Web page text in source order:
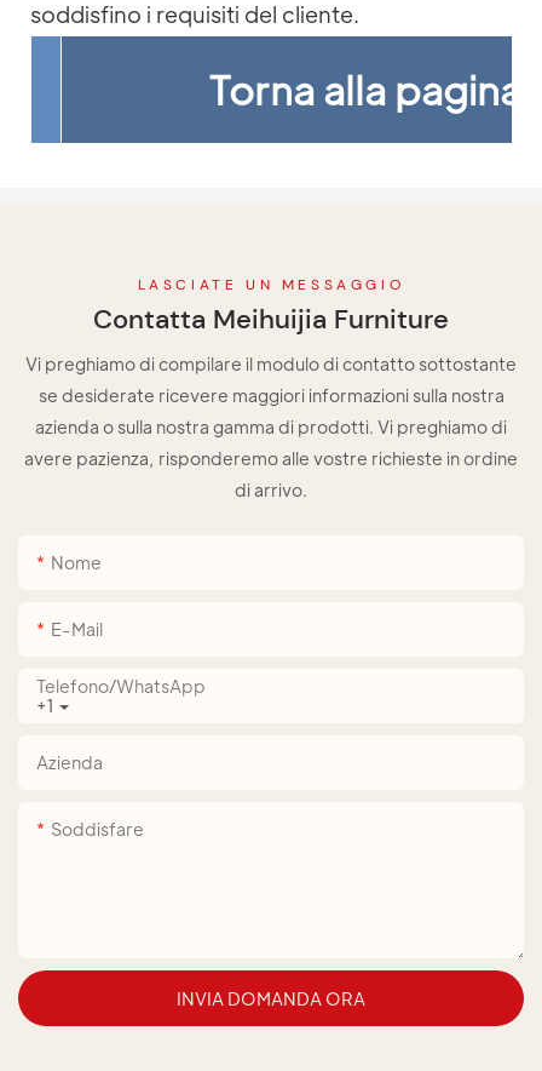
soddisfino i requisiti del cliente.
Torna alla pagina
LASCIATE UN MESSAGGIO
Contatta Meihuijia Furniture
Vi preghiamo di compilare il modulo di contatto sottostante
se desiderate ricevere maggiori informazioni sulla nostra
azienda o sulla nostra gamma di prodotti. Vi preghiamo di
avere pazienza, risponderemo alle vostre richieste in ordine
di arrivo.
Nome
E-Mail
+1
Telefono/WhatsApp
Azienda
Soddisfare
INVIA DOMANDA ORA